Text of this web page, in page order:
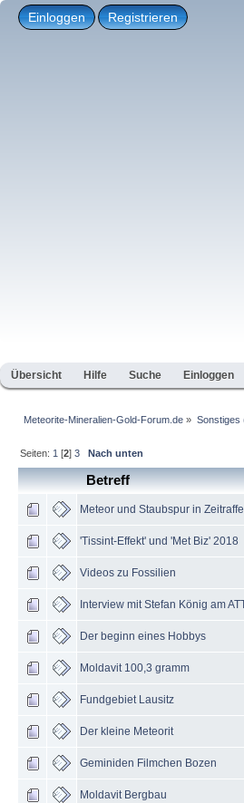
Einloggen Registrieren
Übersicht Hilfe Suche Einloggen
Meteorite-Mineralien-Gold-Forum.de » Sonstiges
Seiten: 1 [2]3 Nach unten
Betreff
Meteor und Staubspur in
'Tissint-Effekt' und 'Met Biz' 2018
Videos zu Fossilien
Interview mit Stefan König am
Der beginn eines Hobbys
Moldavit 100,3 gramm
Fundgebiet Lausitz
Der kleine Meteorit
Geminiden Filmchen Bozen
Moldavit Bergbau